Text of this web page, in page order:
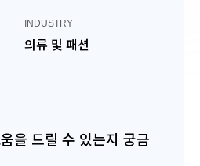
INDUSTRY
의류 및 패션
을 드릴 수 있는지 궁금